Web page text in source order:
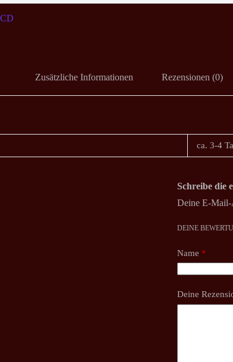
Zusätzliche Informationen Rezensionen (0)
ca. 3-4
Schreibe die
Deine E-Mail-
DEINE
Name *
Deine